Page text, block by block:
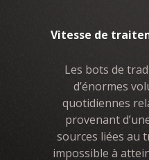
Vitesse de
Les bots de
d’énormes
quotidiennes
provenant
sources liées au
impossible à